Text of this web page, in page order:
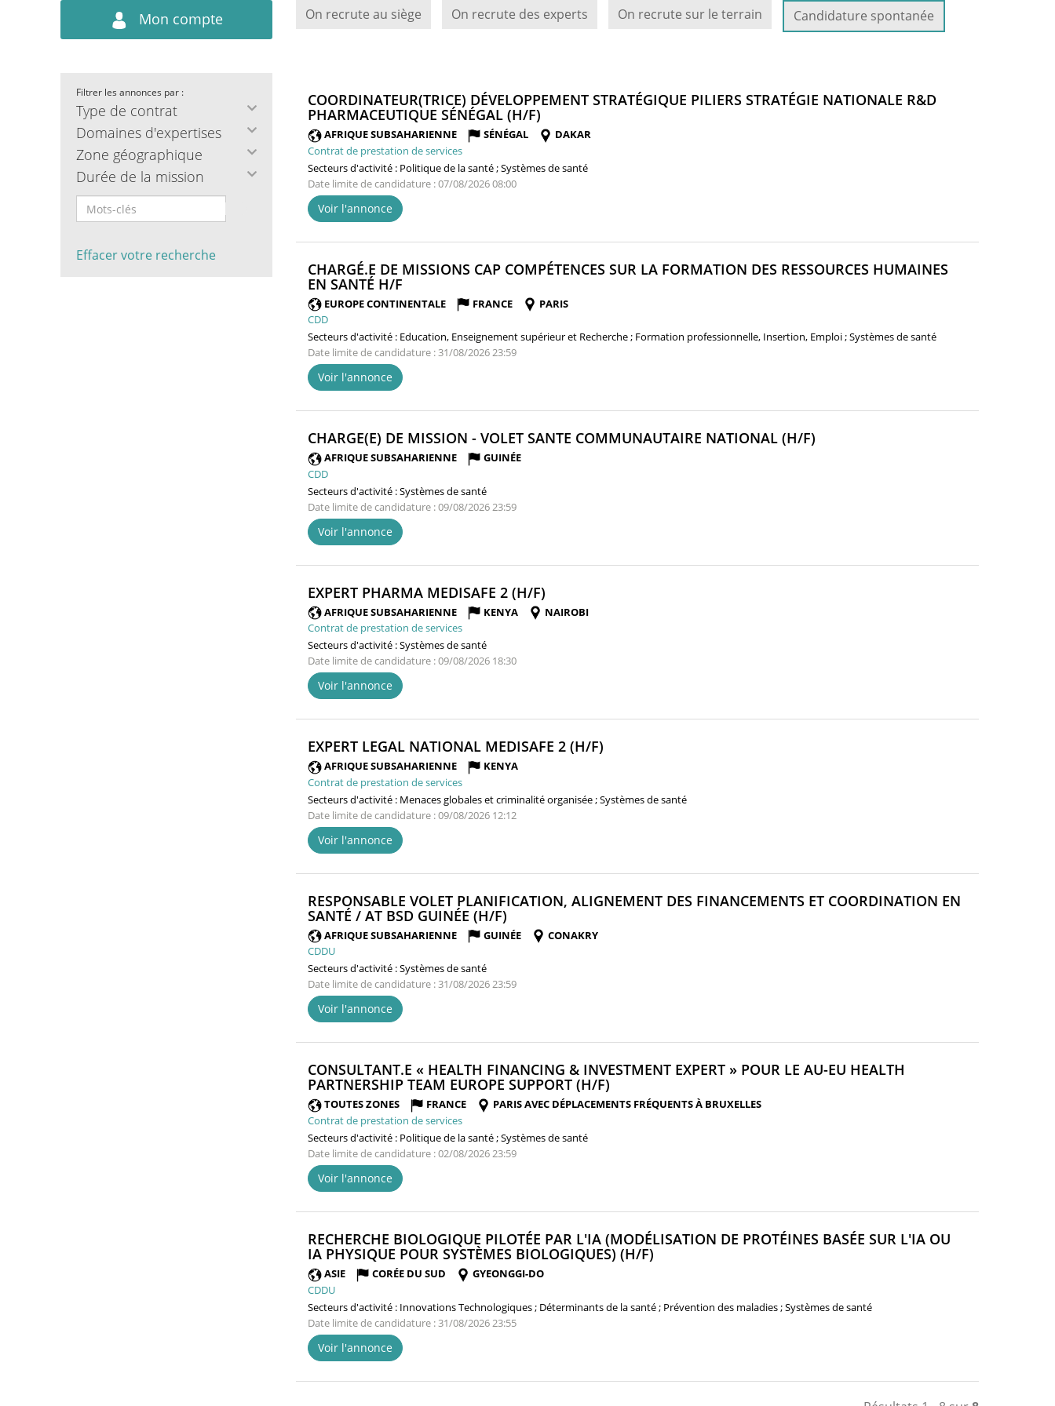
Mon compte On recrute au siège On recrute des experts On recrute sur le terrain Candidature spontanée
Filtrer les annonces par :
Type de contrat
Domaines d'expertises
Zone géographique
Durée de la mission
Effacer votre recherche
COORDINATEUR(TRICE) DÉVELOPPEMENT STRATÉGIQUE PILIERS STRATÉGIE NATIONALE R&D
PHARMACEUTIQUE SÉNÉGAL (H/F)
FENÊTRE)
AFRIQUE SUBSAHARIENNE SÉNÉGAL
DAKAR
Contrat de prestation de services
Secteurs d'activité : Politique de la santé ; Systèmes de santé
Date limite de candidature : 07/08/2026 08:00
Voir l'annonce
CHARGÉ.E DE MISSIONS CAP COMPÉTENCES SUR LA FORMATION DES RESSOURCES HUMAINES
EN SANTÉ H/F
FENÊTRE)
EUROPE CONTINENTALE FRANCE
PARIS
CDD
Secteurs d'activité : Education, Enseignement supérieur et Recherche ; Formation professionnelle, Insertion, Emploi ; Systèmes de santé
Date limite de candidature : 31/08/2026 23:59
Voir l'annonce
CHARGE(E) DE MISSION - VOLET SANTE COMMUNAUTAIRE NATIONAL (H/F)
AFRIQUE SUBSAHARIENNE
GUINÉE
CDD
Secteurs d'activité :Systèmes de santé
Date limite de candidature : 09/08/2026 23:59
Voir l'annonce
EXPERT PHARMA MEDISAFE 2 (H/F)
FENÊTRE)
AFRIQUE SUBSAHARIENNE KENYA
NAIROBI
Contrat de prestation de services
Secteurs d'activité :Systèmes de santé
Date limite de candidature : 09/08/2026 18:30
Voir l'annonce
EXPERT LEGAL NATIONAL MEDISAFE 2 (H/F)
AFRIQUE SUBSAHARIENNE
KENYA
Contrat de prestation de services
Secteurs d'activité : Menaces globales et criminalité organisée ; Systèmes de santé
Date limite de candidature : 09/08/2026 12:12
Voir l'annonce
RESPONSABLE VOLET PLANIFICATION, ALIGNEMENT DES FINANCEMENTS ET COORDINATION EN
SANTÉ / AT BSD GUINÉE (H/F)
FENÊTRE)
AFRIQUE SUBSAHARIENNE GUINÉE
CONAKRY
CDDU
Secteurs d'activité :Systèmes de santé
Date limite de candidature : 31/08/2026 23:59
Voir l'annonce
CONSULTANT.E « HEALTH FINANCING & INVESTMENT EXPERT » POUR LE AU-EU HEALTH
PARTNERSHIP TEAM EUROPE SUPPORT (H/F)
FENÊTRE)
TOUTES ZONES FRANCE
PARIS AVEC DÉPLACEMENTS FRÉQUENTS À BRUXELLES
Contrat de prestation de services
Secteurs d'activité : Politique de la santé ; Systèmes de santé
Date limite de candidature : 02/08/2026 23:59
Voir l'annonce
RECHERCHE BIOLOGIQUE PILOTÉE PAR L'IA (MODÉLISATION DE PROTÉINES BASÉE SUR L'IA OU
IA PHYSIQUE POUR SYSTÈMES BIOLOGIQUES) (H/F)
ASIE CORÉE DU SUD
GYEONGGI-DO
CDDU
Secteurs d'activité : Innovations Technologiques ; Déterminants de la santé ; Prévention des maladies ; Systèmes de santé
Date limite de candidature : 31/08/2026 23:55
Voir l'annonce